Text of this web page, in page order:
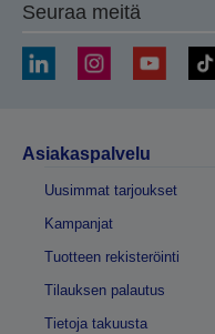
Seuraa meitä
Asiakaspalvelu
Uusimmat tarjoukset
Kampanjat
Tuotteen rekisteröinti
Tilauksen palautus
Tietoja takuusta